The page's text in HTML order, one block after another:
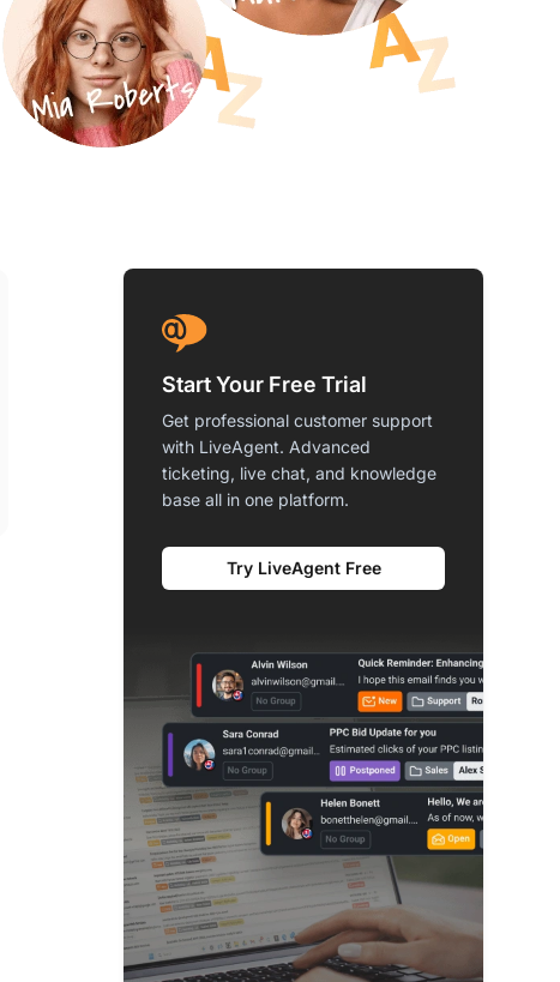
Start Your Free Trial
Get professional customer support
with LiveAgent. Advanced
ticketing, live chat, and knowledge
base all in one platform.
Try LiveAgent Free